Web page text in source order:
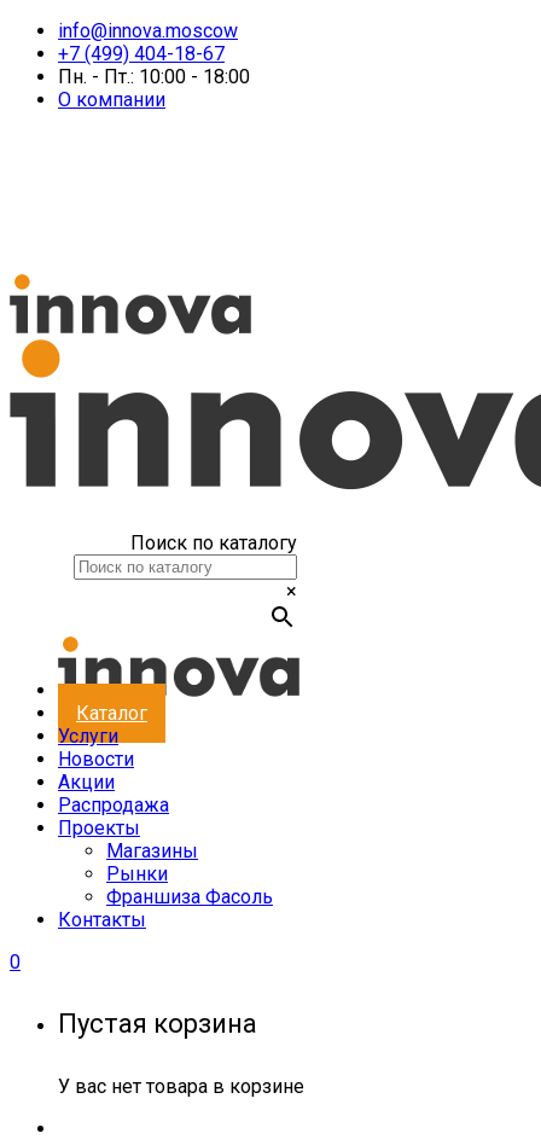
info@innova.moscow
+7 (499) 404-18-67
Пн. - Пт.: 10:00 - 18:00
О компании
Поиск по каталогу
×
Каталог
Услуги
Новости
Акции
Распродажа
Проекты
Магазины
Рынки
Франшиза Фасоль
Контакты
0
Пустая корзина
У вас нет товара в корзине